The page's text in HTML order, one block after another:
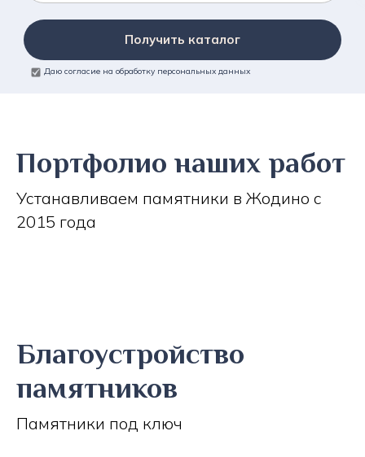
Получить каталог
Даю согласие на обработку персональных данных
Портфолио наших работ
Устанавливаем памятники в Жодино с
2015 года
Благоустройство
памятников
Памятники под ключ